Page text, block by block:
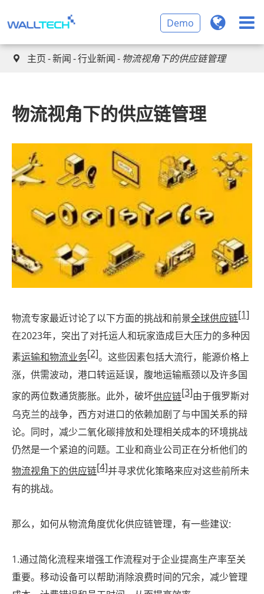
Demo
 主页 新闻 行业新闻 物流视角下的供应链管理
物流视角下的供应链管理
物流专家最近讨论了以下方面的挑战和前景全球供应链[1]
在2023年，突出了对托运人和玩家造成巨大压力的多种因
素运输和物流业务[2]。这些因素包括大流行，能源价格上
涨，供需波动，港口转运延误，腹地运输瓶颈以及许多国
家的两位数通货膨胀。此外，破坏供应链[3]由于俄罗斯对
乌克兰的战争，西方对进口的依赖加剧了与中国关系的辩
论。同时，减少二氧化碳排放和处理相关成本的环境挑战
仍然是一个紧迫的问题。工业和商业公司正在分析他们的
物流视角下的供应链[4]并寻求优化策略来应对这些前所未
有的挑战。
那么，如何从物流角度优化供应链管理，有一些建议:
1.通过简化流程来增强工作流程对于企业提高生产率至关
重要。移动设备可以帮助消除浪费时间的冗余，减少管理